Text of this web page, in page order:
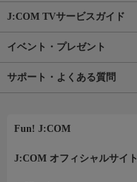
J:COM TVサービスガイド
イベント・プレゼント
サポート・よくある質問
Fun! J:COM
J:COM オフィシャルサイト